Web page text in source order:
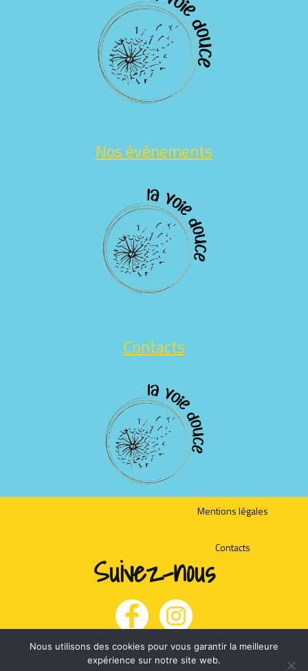
Nos événements
Contacts
Mentions légales
Contacts
Suivez-nous
© La Voie Douce 2023
Nous utilisons des cookies pour vous garantir la meilleure
expérience sur notre site web.